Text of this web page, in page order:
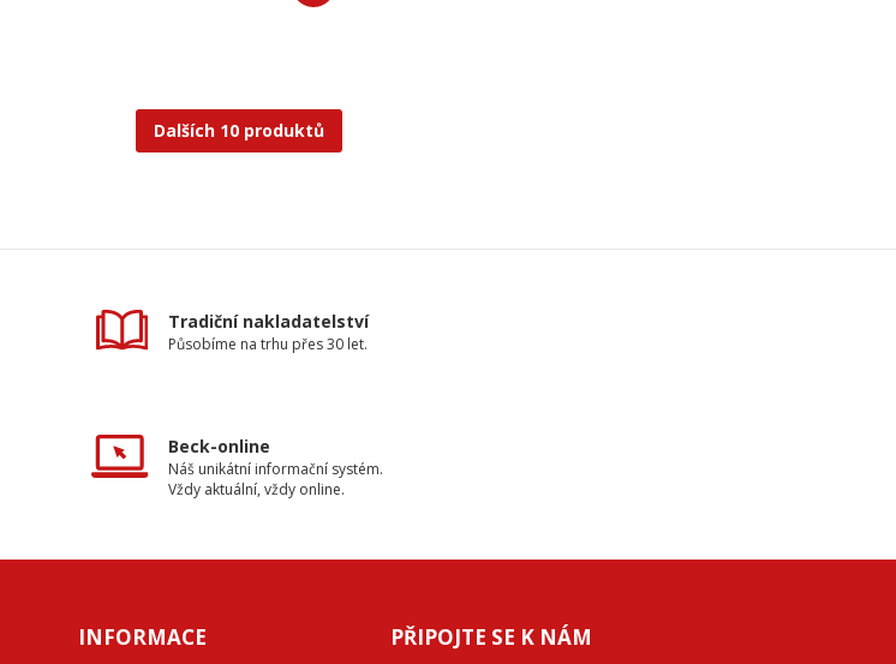
Dalších 10 produktů
Tradiční nakladatelství
Působíme na trhu přes 30 let.
Beck-online
Náš unikátní informační systém.
Vždy aktuální, vždy online.
INFORMACE PŘIPOJTE SE K NÁM